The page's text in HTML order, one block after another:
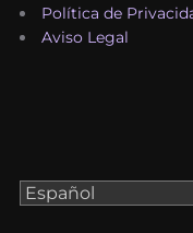
Política de
Aviso Legal
Elegir